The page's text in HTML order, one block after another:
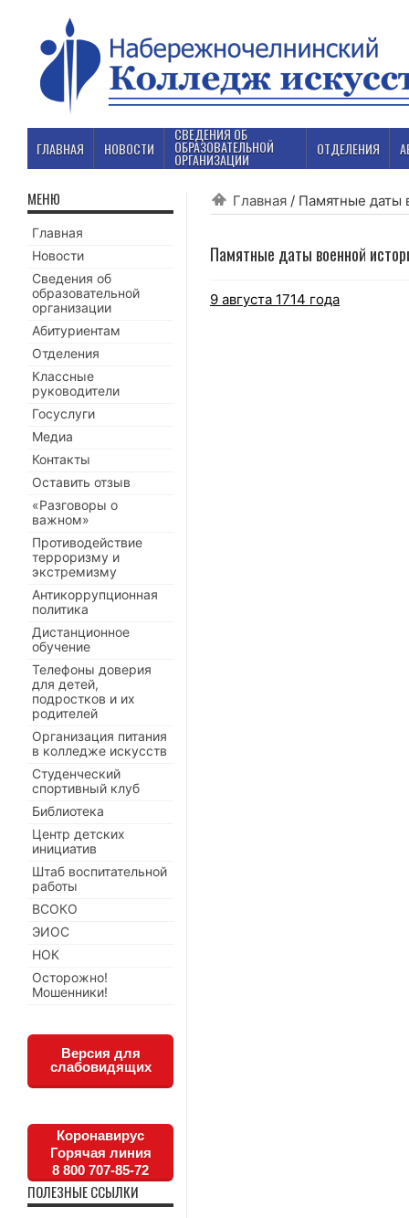
ГЛАВНАЯ НОВОСТИ
СВЕДЕНИЯ ОБ
ОБРАЗОВАТЕЛЬНОЙ
ОРГАНИЗАЦИИ
ОТДЕЛЕНИЯ
Главная / Памятные даты
Памятные даты военной
9 августа 1714 года
МЕНЮ
Главная
Новости
Сведения об
образовательной
организации
Абитуриентам
Отделения
Классные
руководители
Госуслуги
Медиа
Контакты
Оставить отзыв
«Разговоры о
важном»
Противодействие
терроризму и
экстремизму
Антикоррупционная
политика
Дистанционное
обучение
Телефоны доверия
для детей,
подростков и их
родителей
Организация питания
в колледже искусств
Студенческий
спортивный клуб
Библиотека
Центр детских
инициатив
Штаб воспитательной
работы
ВСОКО
ЭИОС
НОК
Осторожно!
Мошенники!
Версия для
слабовидящих
Коронавирус
Горячая линия
8 800 707-85-72
ПОЛЕЗНЫЕ ССЫЛКИ